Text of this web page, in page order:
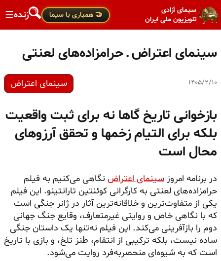
سیمای آزادی
تلویزیون ملی ایران
🤝 همیاری با سیما زنده☰
سینمای اعتراض ـ حرامزاده‌های لعنتی
۱۴۰۵/۲/۱۰ سینمای اعتراض
بازخوانی تاریخ گاها نه برای ثبت واقعیت
بلکه برای التیام زخمها و تحقق آرزوهای
محال است
در برنامه امروز سینمای اعتراض نگاهی می‌کنیم به فیلم
حرامزاده‌های لعنتی به کارگرانی کوئنتین تارانتینو. این فیلم
یکی از متفاوت‌ترین و خلاقانه‌ترین آثار در ژانر جنگی است
که با نگاهی خاص و روایتی غیرمتعارف، وقایع جنگ جهانی
دوم را بازآفرینی می‌کند. این فیلم نه‌تنها یک داستان جنگی
ساده نیست، بلکه ترکیبی از انتقام، طنز تلخ، و بازی با تاریخ
است که به شیوه‌ای منحصربه‌فرد روایت می‌شود.